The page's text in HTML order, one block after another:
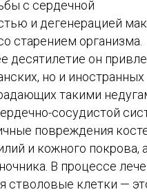
с сердечной
и дегенерацией
старением организма.
десятилетие он
но и иностранных
такими
сосудистой
повреждения
и кожного покрова,
В процессе
стволовые клетки —